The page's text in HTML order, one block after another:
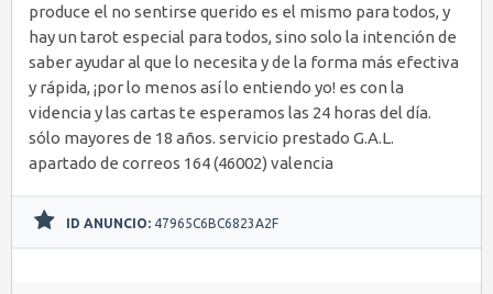
produce el no sentirse querido es el mismo para todos, y
hay un tarot especial para todos, sino solo la intención de
saber ayudar al que lo necesita y de la forma más efectiva
y rápida, ¡por lo menos así lo entiendo yo! es con la
videncia y las cartas te esperamos las 24 horas del día.
sólo mayores de 18 años. servicio prestado G.A.L.
apartado de correos 164 (46002) valencia
ID ANUNCIO: 47965C6BC6823A2F